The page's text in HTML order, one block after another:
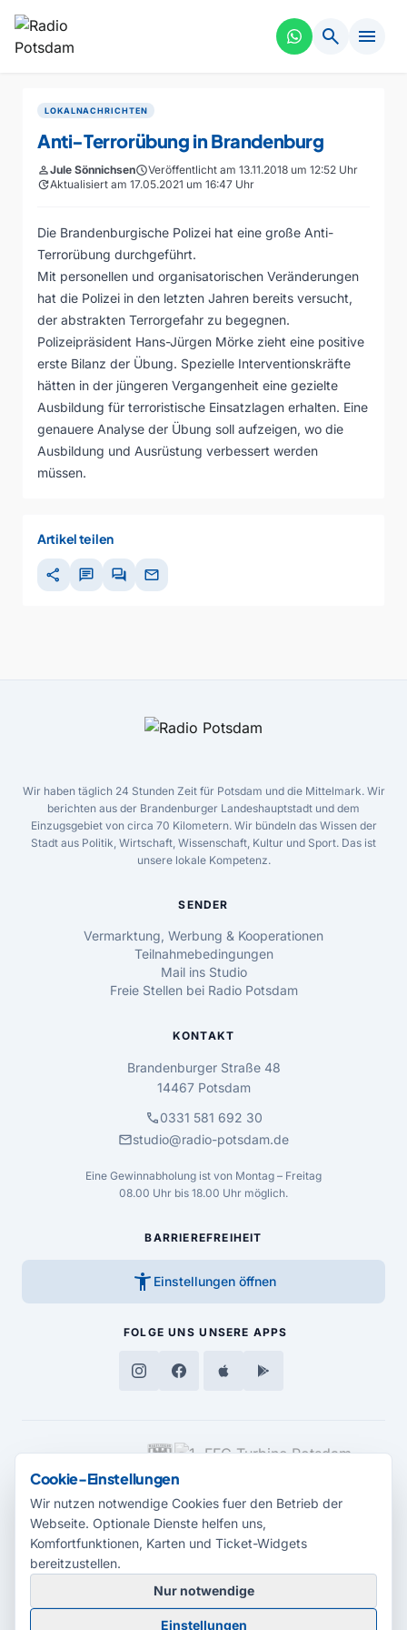
search menu
LOKALNACHRICHTEN
Anti-Terrorübung in Brandenburg
personJule SönnichsenscheduleVeröffentlicht am 13.11.2018 um 12:52 Uhr
updateAktualisiert am 17.05.2021 um 16:47 Uhr
Die Brandenburgische Polizei hat eine große Anti-
Terrorübung durchgeführt.
Mit personellen und organisatorischen Veränderungen
hat die Polizei in den letzten Jahren bereits versucht,
der abstrakten Terrorgefahr zu begegnen.
Polizeipräsident Hans-Jürgen Mörke zieht eine positive
erste Bilanz der Übung. Spezielle Interventionskräfte
hätten in der jüngeren Vergangenheit eine gezielte
Ausbildung für terroristische Einsatzlagen erhalten. Eine
genauere Analyse der Übung soll aufzeigen, wo die
Ausbildung und Ausrüstung verbessert werden
müssen.
Artikel teilen
share chat forum mail
Wir haben täglich 24 Stunden Zeit für Potsdam und die Mittelmark. Wir
berichten aus der Brandenburger Landeshauptstadt und dem
Einzugsgebiet von circa 70 Kilometern. Wir bündeln das Wissen der
Stadt aus Politik, Wirtschaft, Wissenschaft, Kultur und Sport. Das ist
unsere lokale Kompetenz.
SENDER
Vermarktung, Werbung & Kooperationen
Teilnahmebedingungen
Mail ins Studio
Freie Stellen bei Radio Potsdam
KONTAKT
Brandenburger Straße 48
14467 Potsdam
call0331 581 692 30
mailstudio@radio-potsdam.de
Eine Gewinnabholung ist von Montag – Freitag
08.00 Uhr bis 18.00 Uhr möglich.
BARRIEREFREIHEIT
accessibility_new Einstellungen öffnen
FOLGE UNS UNSERE APPS
MEDIENPARTNER
© 2026 Radio Potsdam. Webseite entwickelt durch dieMedienagentur
Babelsberg
Cookie-Einstellungen
Wir nutzen notwendige Cookies fuer den Betrieb der
Webseite. Optionale Dienste helfen uns,
Komfortfunktionen, Karten und Ticket-Widgets
bereitzustellen.
Nur notwendige
Einstellungen